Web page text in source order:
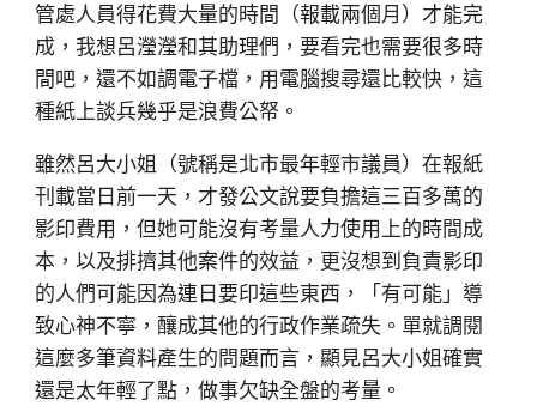
管處人員得花費大量的時間（報載兩個月）才能完
成，我想呂瀅瀅和其助理們，要看完也需要很多時
間吧，還不如調電子檔，用電腦搜尋還比較快，這
種紙上談兵幾乎是浪費公帑。
雖然呂大小姐（號稱是北市最年輕市議員）在報紙
刊載當日前一天，才發公文說要負擔這三百多萬的
影印費用，但她可能沒有考量人力使用上的時間成
本，以及排擠其他案件的效益，更沒想到負責影印
的人們可能因為連日要印這些東西，「有可能」導
致心神不寧，釀成其他的行政作業疏失。單就調閱
這麼多筆資料產生的問題而言，顯見呂大小姐確實
還是太年輕了點，做事欠缺全盤的考量。